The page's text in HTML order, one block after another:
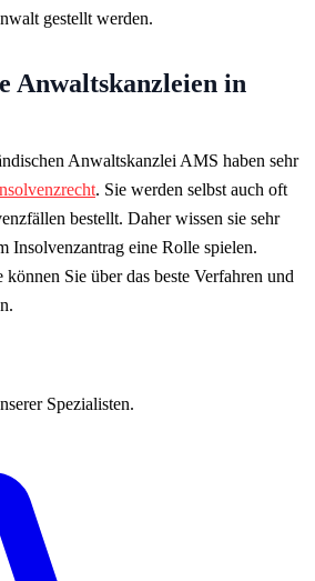
gestellt werden.
Anwaltskanzleien in
Anwaltskanzlei AMS haben sehr
. Sie werden selbst auch oft
bestellt. Daher wissen sie sehr
Insolvenzantrag eine Rolle spielen.
Sie über das beste Verfahren und
Spezialisten.